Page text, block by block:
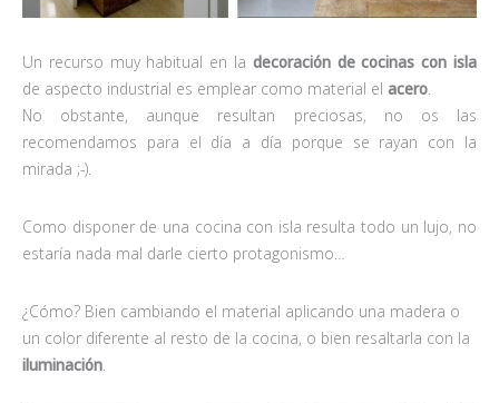
Un recurso muy habitual en la decoración de cocinas con isla
de aspecto industrial es emplear como material el acero.
No obstante, aunque resultan preciosas, no os las
recomendamos para el día a día porque se rayan con la
mirada ;-).
Como disponer de una cocina con isla resulta todo un lujo, no
estaría nada mal darle cierto protagonismo…
¿Cómo? Bien cambiando el material aplicando una madera o
un color diferente al resto de la cocina, o bien resaltarla con la
iluminación.